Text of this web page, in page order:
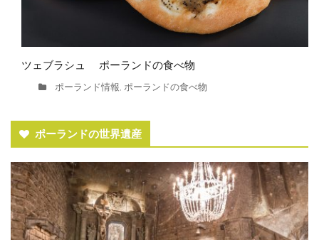
ツェブラシュ ポーランドの食べ物
ポーランド情報, ポーランドの食べ物
ポーランドの世界遺産